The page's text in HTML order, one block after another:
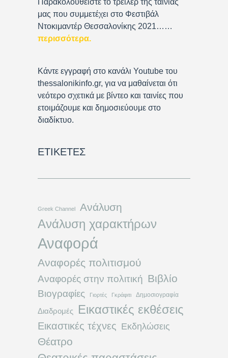
Παρακολουθείστε το τρέιλερ της ταινίας
μας που συμμετέχει στο Φεστιβάλ
Ντοκιμαντέρ Θεσσαλονίκης 2021……
περισσότερα.
Κάντε εγγραφή στο κανάλι Youtube του
thessalonikinfo.gr, για να μαθαίνεται ότι
νεότερο σχετικά με βίντεο και ταινίες που
ετοιμάζουμε και δημοσιεύουμε στο
διαδίκτυο.
ΕΤΙΚΈΤΕΣ
Greek Channel Ανάλυση
Ανάλυση χαρακτήρων
Αναφορά
Αναφορές πολιτισμού
Αναφορές στην πολιτική Βιβλίο
Βιογραφίες Γιορτές Γκράφιτι Δημοσιογραφία
Διαδρομές Εικαστικές εκθέσεις
Εικαστικές τέχνες Εκδηλώσεις
Θέατρο